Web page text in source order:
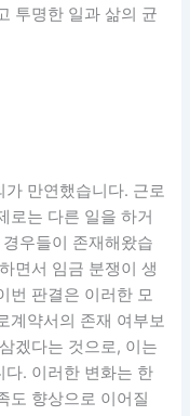
투명한 일과 삶의 균
만연했습니다. 근로
로는 다른 일을 하거
우들이 존재해왔습
면서 임금 분쟁이 생
번 판결은 이러한 모
계약서의 존재 여부보
겠다는 것으로, 이는
다. 이러한 변화는 한
도 향상으로 이어질